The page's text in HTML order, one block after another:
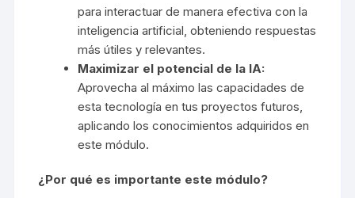
para interactuar de manera efectiva con la
inteligencia artificial, obteniendo respuestas
más útiles y relevantes.
Maximizar el potencial de la IA:
Aprovecha al máximo las capacidades de
esta tecnología en tus proyectos futuros,
aplicando los conocimientos adquiridos en
este módulo.
¿Por qué es importante este módulo?